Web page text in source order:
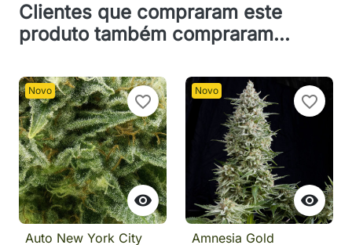
Clientes que compraram este
produto também compraram...
Novo

favorite_border
Auto New York City
Novo

favorite_border
Amnesia Gold